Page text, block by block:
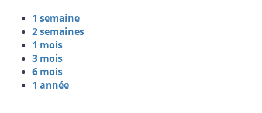
1 semaine
2 semaines
1 mois
3 mois
6 mois
1 année